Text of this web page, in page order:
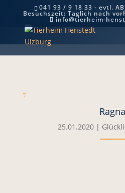
041 93 / 9 18 33 - evtl.
Besuchszeit: Täglich nach
info@tierheim-
Ragna
7
Ragna
25.01.2020|